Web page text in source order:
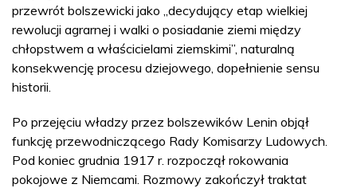
przewrót bolszewicki jako „decydujący etap wielkiej
rewolucji agrarnej i walki o posiadanie ziemi między
chłopstwem a właścicielami ziemskimi”, naturalną
konsekwencję procesu dziejowego, dopełnienie sensu
historii.
Po przejęciu władzy przez bolszewików Lenin objął
funkcję przewodniczącego Rady Komisarzy Ludowych.
Pod koniec grudnia 1917 r. rozpoczął rokowania
pokojowe z Niemcami. Rozmowy zakończył traktat